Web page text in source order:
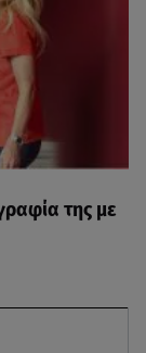
της με